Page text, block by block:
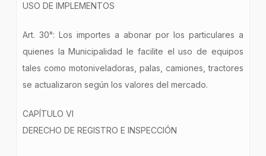
USO DE IMPLEMENTOS
Art. 30°: Los importes a abonar por los particulares a
quienes la Municipalidad le facilite el uso de equipos
tales como motoniveladoras, palas, camiones, tractores
se actualizaron según los valores del mercado.
CAPÍTULO VI
DERECHO DE REGISTRO E INSPECCIÓN